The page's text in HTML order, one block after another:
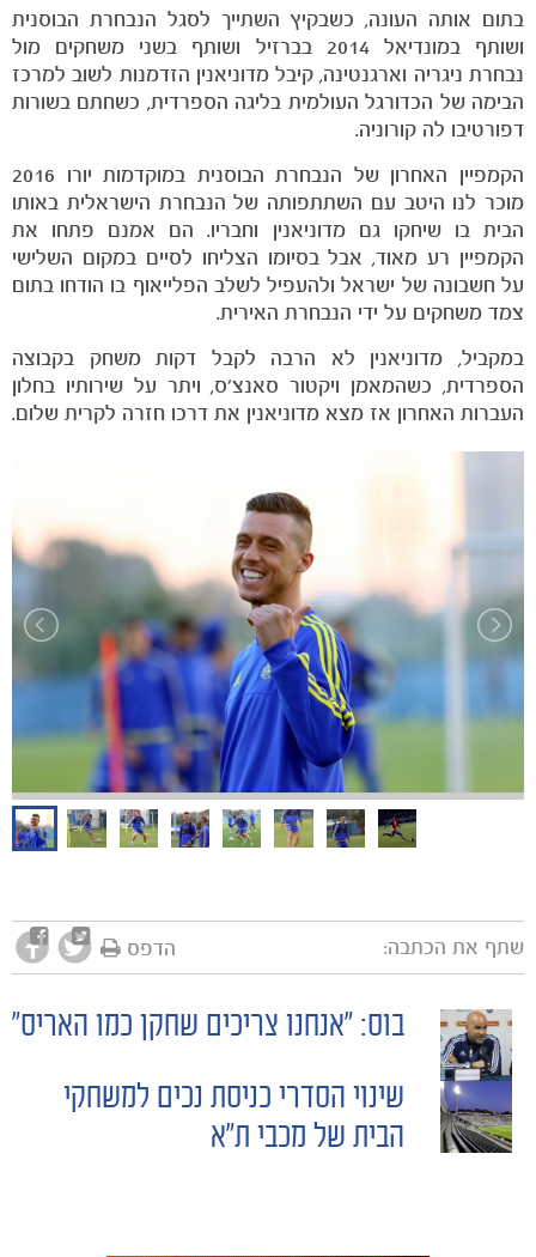
כרטיסים
בתום אותה העונה, כשבקיץ השתייך לסגל הנבחרת הבוסנית
ושותף במונדיאל 2014 בברזיל ושותף בשני משחקים מול
נבחרת ניגריה וארגנטינה, קיבל מדוניאנין הזדמנות לשוב למרכז
הבימה של הכדורגל העולמית בליגה הספרדית, כשחתם בשורות
דפורטיבו לה קורוניה.
הקמפיין האחרון של הנבחרת הבוסנית במוקדמות יורו 2016
מוכר לנו היטב עם השתתפותה של הנבחרת הישראלית באותו
הבית בו שיחקו גם מדוניאנין וחבריו. הם אמנם פתחו את
הקמפיין רע מאוד, אבל בסיומו הצליחו לסיים במקום השלישי
על חשבונה של ישראל ולהעפיל לשלב הפלייאוף בו הודחו בתום
צמד משחקים על ידי הנבחרת האירית.
במקביל, מדוניאנין לא הרבה לקבל דקות משחק בקבוצה
הספרדית, כשהמאמן ויקטור סאנצ'ס, ויתר על שירותיו בחלון
העברות האחרון אז מצא מדוניאנין את דרכו חזרה לקרית שלום.
שתף את הכתבה: הדפס
POST
NAVIGATION
בוס: "אנחנו צריכים שחקן כמו האריס"
שינוי הסדרי כניסת נכים למשחקי
הבית של מכבי ת"א